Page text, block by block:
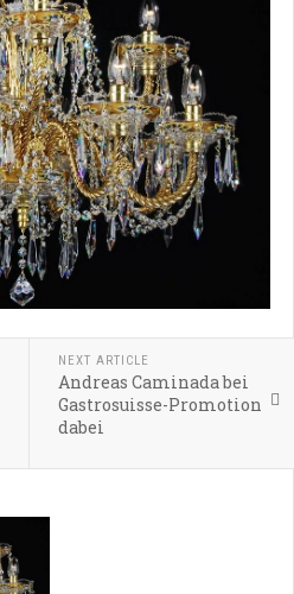
NEXT ARTICLE
Andreas Caminada bei
Gastrosuisse-Promotion
dabei